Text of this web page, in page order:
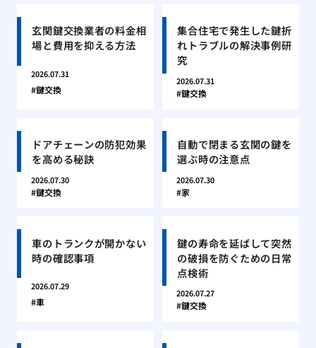
玄関鍵交換業者の料金相
場と費用を抑える方法
2026.07.31
鍵交換
集合住宅で発生した鍵折
れトラブルの解決事例研
究
2026.07.31
鍵交換
ドアチェーンの防犯効果
を高める秘訣
2026.07.30
鍵交換
自動で閉まる玄関の鍵を
選ぶ時の注意点
2026.07.30
家
車のトランクが開かない
時の確認事項
2026.07.29
車
鍵の寿命を延ばして突然
の破損を防ぐための日常
点検術
2026.07.27
鍵交換